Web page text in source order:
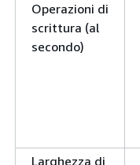
Operazioni di
scrittura (al
secondo)
Larghezza di